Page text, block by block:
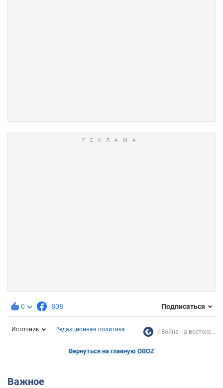
0 808 Подписаться
Источник Редакционная политика Война на востоке...
Вернуться на главную OBOZ
Важное